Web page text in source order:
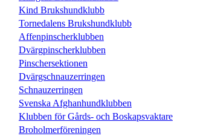
Kind Brukshundklubb
Tornedalens Brukshundklubb
Affenpinscherklubben
Dvärgpinscherklubben
Pinschersektionen
Dvärgschnauzerringen
Schnauzerringen
Svenska Afghanhundklubben
Klubben för Gårds- och Boskapsvaktare
Broholmerföreningen